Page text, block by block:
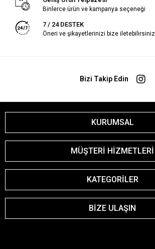
Binlerce ürün ve kampanya seçeneği
7 / 24 DESTEK
Öneri ve şikayetlerinizi bize iletebilirsiniz.
Bizi Takip Edin
KURUMSAL
MÜŞTERİ HİZMETLERİ
KATEGORİLER
BİZE ULAŞIN